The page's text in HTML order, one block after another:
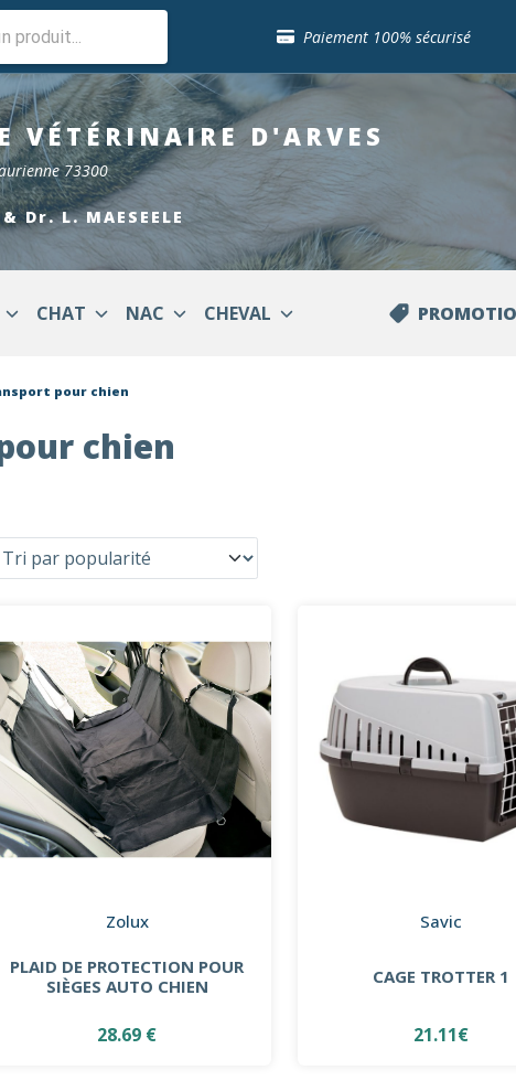
Paiement 100% sécurisé
Retour gratuit en clinique
Sélection de croquettes vétérinaire
Paiement 100% sécurisé
Livraison gratuite en clinique
Retour gratuit en clinique
Sélection de croquettes vétérinaire
VÉTÉRINAIRED'ARVES
73300
Dr. L. MAESEELE
CHAT NAC CHEVAL
pour chien
chien
Zolux
PLAID DE PROTECTION POUR
SIÈGES AUTO CHIEN
28.69 €
Savic
CAGE TROTTER 1
21.11€